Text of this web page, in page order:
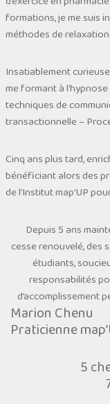
formations, je me suis
méthodes de relaxation.
Insatiablement
me formant à
techniques de
transactionnelle –
Cinq ans plus tard,
bénéficiant alors des
de l’Institut map’UP
Depuis 5 ans
cesse renouvelé, des
étudiants,
responsabilités
d’accomplissement
Marion Chenu
Praticienne
5